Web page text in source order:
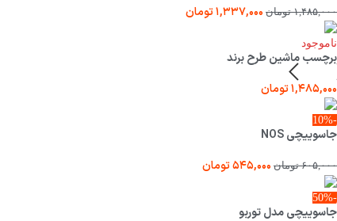
۱,۴۸۵,۰۰۰ تومان ۱,۳۳۷,۰۰۰تومان
ناموجود
برچسب ماشین طرح برند
۱,۴۸۵,۰۰۰تومان
-10%
جاسوییچی NOS
۶۰۵,۰۰۰ تومان ۵۴۵,۰۰۰تومان
-50%
جاسوییچی مدل توربو